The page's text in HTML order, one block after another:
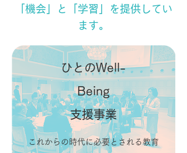
「機会」と「学習」を提供してい
ます。
これからの時代に必要とされる教育
ひとのWell-
Being
支援事業